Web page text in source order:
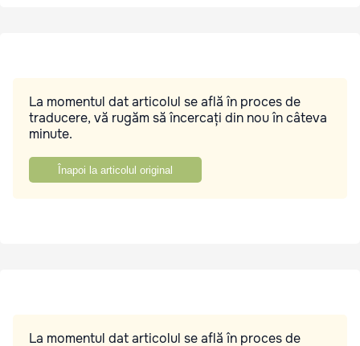
La momentul dat articolul se află în proces de
traducere, vă rugăm să încercați din nou în câteva
minute.
Înapoi la articolul original
La momentul dat articolul se află în proces de